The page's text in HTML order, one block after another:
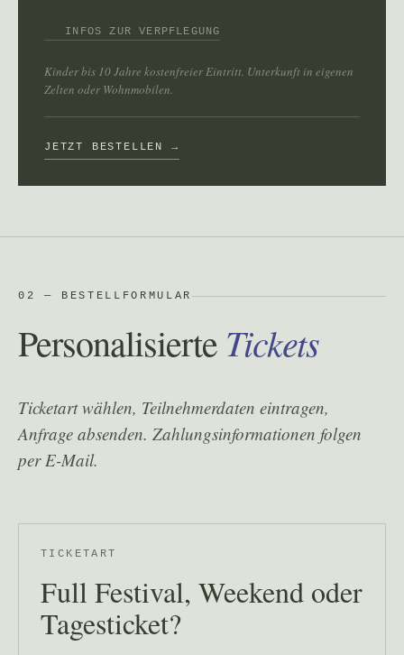
INFOS ZUR VERPFLEGUNG
Kinder bis 10 Jahre kostenfreier Eintritt. Unterkunft in eigenen
Zelten oder Wohnmobilen.
JETZT BESTELLEN →
02 — BESTELLFORMULAR
Personalisierte Tickets
Ticketart wählen, Teilnehmerdaten eintragen,
Anfrage absenden. Zahlungsinformationen folgen
per E-Mail.
TICKETART
Full Festival, Weekend oder
Tagesticket?